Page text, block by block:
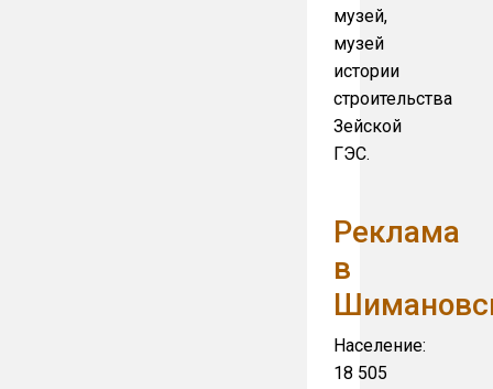
музей,
музей
истории
строительства
Зейской
ГЭС.
Реклама
в
Население:
18 505